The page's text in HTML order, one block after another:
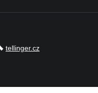
tellinger.cz